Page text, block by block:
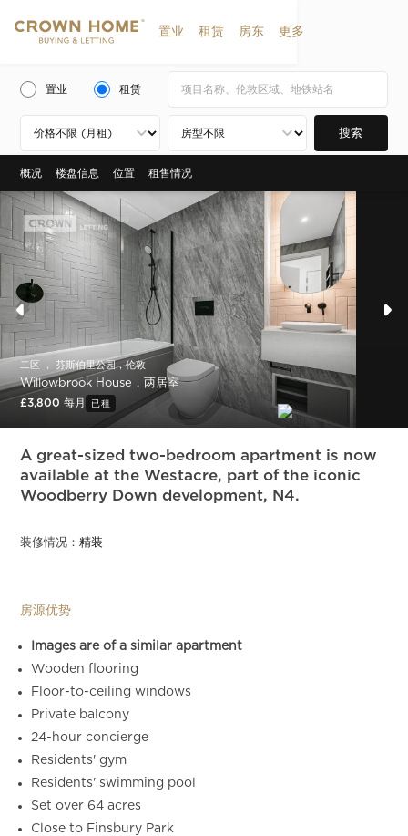
置业 租赁 房东 更多
置业 租赁
搜索
概况 楼盘信息 位置 租售情况
二区 ， 芬斯伯里公园，伦敦
Willowbrook House，两居室
£3,800 每月 已租
A great-sized two-bedroom apartment is now
available at the Westacre, part of the iconic
Woodberry Down development, N4.
装修情况：精装
房源优势
Images are of a similar apartment
Wooden flooring
Floor-to-ceiling windows
Private balcony
24-hour concierge
Residents' gym
Residents' swimming pool
Set over 64 acres
Close to Finsbury Park